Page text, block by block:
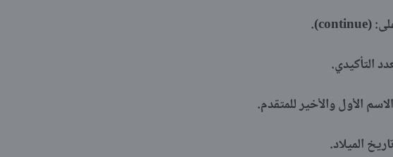
(
continue
).
التأكيدي.
الأول والأخير للمتقدم.
الميلاد.